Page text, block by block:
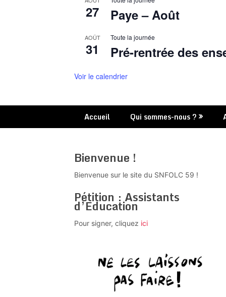
27 Paye – Août
AOÛT
31
Toute la journée
Pré-rentrée des
Voir le calendrier
Accueil Qui sommes-nous ?
Bienvenue !
Bienvenue sur le site du SNFOLC 59 !
Pétition : Assistants
d’Education
Pour signer, cliquez ici